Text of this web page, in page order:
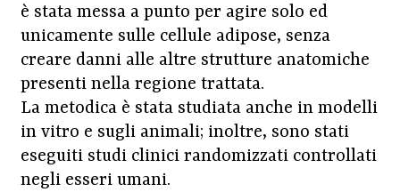
è stata messa a punto per agire solo ed
unicamente sulle cellule adipose, senza
creare danni alle altre strutture anatomiche
presenti nella regione trattata.
La metodica è stata studiata anche in modelli
in vitro e sugli animali; inoltre, sono stati
eseguiti studi clinici randomizzati controllati
negli esseri umani.